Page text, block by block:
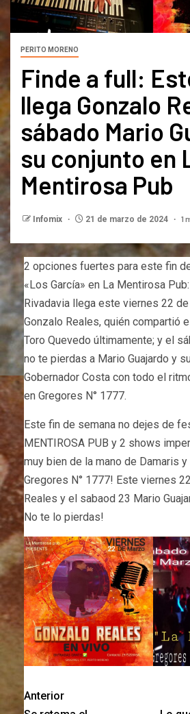
PERITO MORENO
Finde a full:
llega Gonzalo
sábado Mario
su conjunto en
Mentirosa Pub
Infomix 21 de marzo de 2024 1
2 opciones fuertes para este fin
«Los García» en La Mentirosa
Rivadavia llega este viernes 22
Gonzalo Reales, quién compartió
Toro Quevedo últimamente; y el
no te pierdas a Mario Guajardo y
Gobernador Costa con todo el
en Gregores N° 1777.
Este fin de semana no dejes de
MENTIROSA PUB y 2 shows
muy bien de la mano de Damaris y
Gregores N° 1777! Este viernes
Reales y el sabaod 23 Mario
No te lo pierdas!
Anterior